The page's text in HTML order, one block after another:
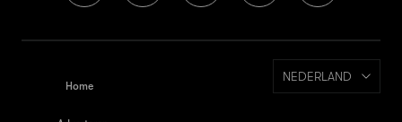
Home
NEDERLAND